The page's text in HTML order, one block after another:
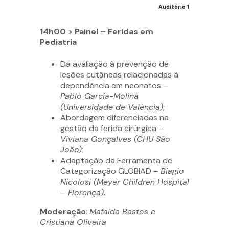
Auditório 1
14h00 > Painel – Feridas em
Pediatria
Da avaliação à prevenção de
lesões cutâneas relacionadas à
dependência em neonatos –
Pablo Garcia-Molina
(Universidade de Valência);
Abordagem diferenciadas na
gestão da ferida cirúrgica –
Viviana Gonçalves (CHU São
João);
Adaptação da Ferramenta de
Categorização GLOBIAD – Biagio
Nicolosi (Meyer Children Hospital
– Florença).
Moderação: Mafalda Bastos e
Cristiana Oliveira